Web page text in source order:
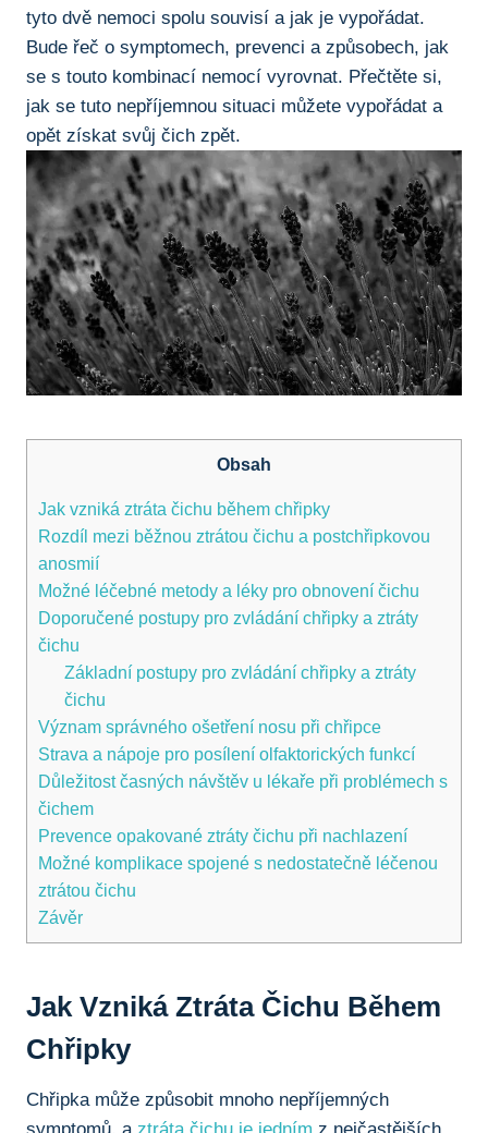
tyto dvě nemoci spolu souvisí a jak je vypořádat.
Bude řeč o symptomech,⁢ prevenci a způsobech, jak
⁣se s touto kombinací‌ nemocí vyrovnat. Přečtěte si, ​
jak se tuto nepříjemnou situaci můžete vypořádat a⁤
opět získat svůj čich zpět.
Obsah
Jak vzniká ztráta čichu během chřipky
Rozdíl mezi běžnou ​ztrátou ‍čichu a ⁢postchřipkovou
⁣anosmií
Možné léčebné metody a léky pro obnovení čichu
Doporučené postupy pro zvládání chřipky a ztráty
čichu
Základní postupy pro zvládání chřipky ⁢a ztráty
‌čichu
Význam správného ‍ošetření nosu při chřipce
Strava ⁤a nápoje ⁤pro posílení olfaktorických funkcí
Důležitost časných návštěv u lékaře při problémech⁢ s
‌čichem
Prevence opakované ztráty‌ čichu při nachlazení
Možné komplikace spojené s nedostatečně léčenou
ztrátou čichu
Závěr
Jak Vzniká Ztráta Čichu Během
Chřipky
Chřipka může způsobit mnoho‍ nepříjemných
symptomů, a ​ ztráta čichu je jedním z nejčastějších